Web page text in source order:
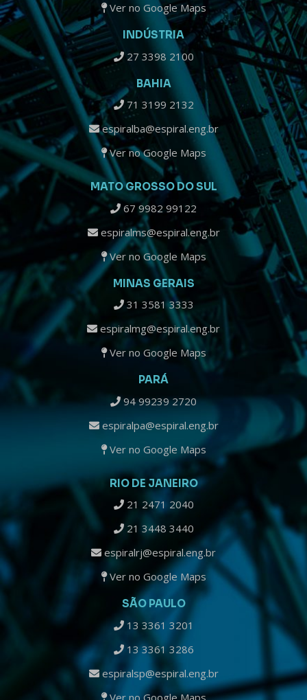
Ver no Google Maps
INDÚSTRIA
27 3398 2100
BAHIA
71 3199 2132
espiralba@espiral.eng.br
Ver no Google Maps
MATO GROSSO DO SUL
67 9982 99122
espiralms@espiral.eng.br
Ver no Google Maps
MINAS GERAIS
31 3581 3333
espiralmg@espiral.eng.br
Ver no Google Maps
PARÁ
94 99239 2720
espiralpa@espiral.eng.br
Ver no Google Maps
RIO DE JANEIRO
21 2471 2040
21 3448 3440
espiralrj@espiral.eng.br
Ver no Google Maps
SÃO PAULO
13 3361 3201
13 3361 3286
espiralsp@espiral.eng.br
Ver no Google Maps